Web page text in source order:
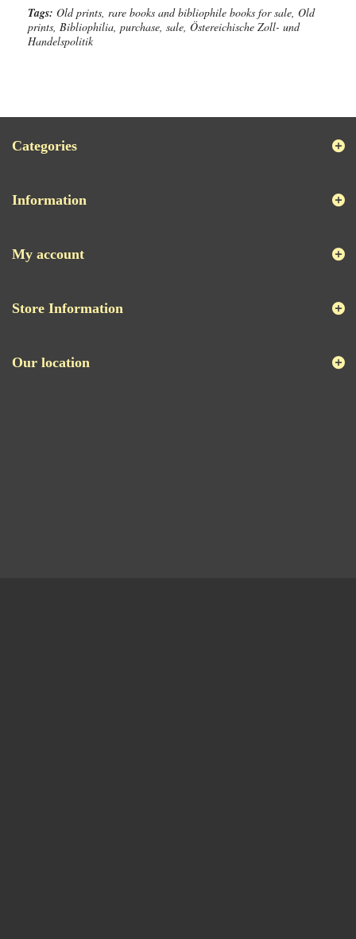
Tags: Old prints, rare books and bibliophile books for sale, Old
prints, Bibliophilia, purchase, sale, Östereichische Zoll- und
Handelspolitik
Categories
Information
My account
Store Information
Our location